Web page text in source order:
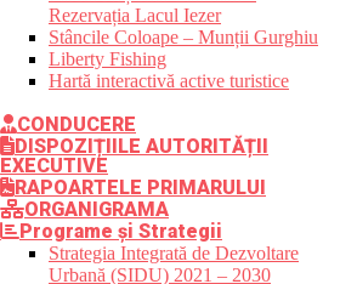
Rezervația Lacul Iezer
Stâncile Coloape – Munții Gurghiu
Liberty Fishing
Hartă interactivă active turistice
CONDUCERE
DISPOZIȚIILE AUTORITĂȚII
EXECUTIVE
RAPOARTELE PRIMARULUI
ORGANIGRAMA
Programe și Strategii
Strategia Integrată de Dezvoltare
Urbană (SIDU) 2021 – 2030